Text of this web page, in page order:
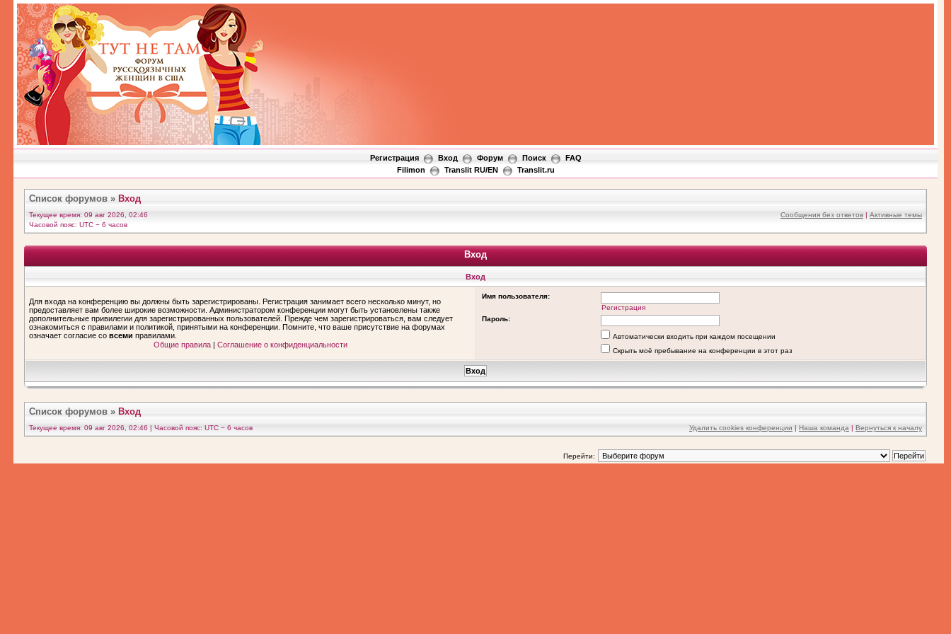
Регистрация Вход Форум Поиск
FAQ
Filimon
Translit RU/EN Translit.ru
Список форумов » Вход
Текущее время: 09 авг 2026, 02:46
Часовой пояс: UTC − 6 часов
Сообщения без ответов | Активные темы
Вход
Вход
Для входа на конференцию вы должны быть зарегистрированы. Регистрация занимает всего несколько минут, но
предоставляет вам более широкие возможности. Администратором конференции могут быть установлены также
дополнительные привилегии для зарегистрированных пользователей. Прежде чем зарегистрироваться, вам следует
ознакомиться с правилами и политикой, принятыми на конференции. Помните, что ваше присутствие на форумах
означает согласие со всеми правилами.
Общие правила| Соглашение о конфиденциальности
Имя пользователя:
Регистрация
Пароль:
Автоматически входить при каждом посещении
Скрыть моё пребывание на конференции в этот раз
Список форумов » Вход
Текущее время: 09 авг 2026, 02:46 | Часовой пояс: UTC − 6 часов Удалить cookies конференции | Наша команда | Вернуться к началу
Перейти: